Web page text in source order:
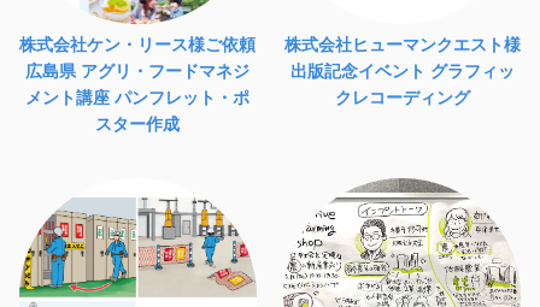
株式会社ケン・リース様ご依頼
広島県 アグリ・フードマネジ
メント講座 パンフレット・ポ
スター作成
株式会社ヒューマンクエスト様
出版記念イベント グラフィッ
クレコーディング